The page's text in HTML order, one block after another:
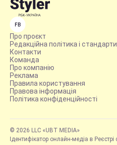
FB
Про проєкт
Редакційна політика і стандарти
Контакти
Команда
Про компанію
Реклама
Правила користування
Правова інформація
Політика конфіденційності
© 2026 LLC «UBT MEDIA»
Ідентифікатор онлайн-медіа в Реєстрі